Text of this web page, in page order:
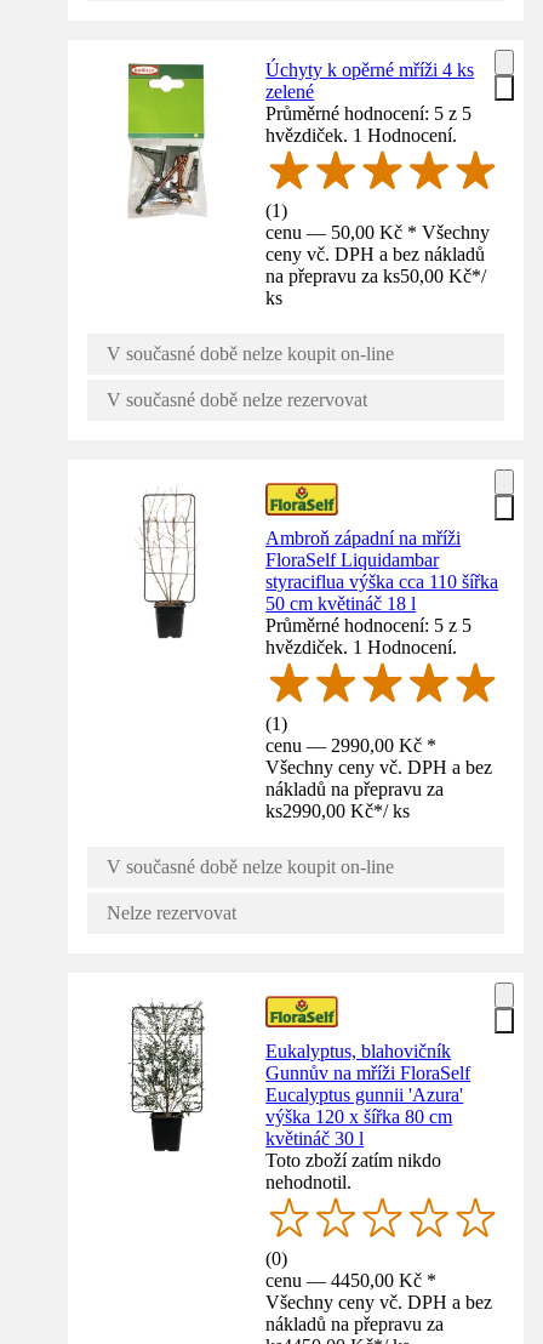
Úchyty k opěrné mříži 4 ks
zelené
Průměrné hodnocení: 5 z 5
hvězdiček. 1 Hodnocení.
(1)
cenu — 50,00 Kč * Všechny
ceny vč. DPH a bez nákladů
na přepravu za ks50,00 Kč*/
ks
V současné době nelze koupit on-line
V současné době nelze rezervovat
Ambroň západní na mříži
FloraSelf Liquidambar
styraciflua výška cca 110 šířka
50 cm květináč 18 l
Průměrné hodnocení: 5 z 5
hvězdiček. 1 Hodnocení.
(1)
cenu — 2990,00 Kč *
Všechny ceny vč. DPH a bez
nákladů na přepravu za
ks2990,00 Kč*/ ks
V současné době nelze koupit on-line
Nelze rezervovat
Eukalyptus, blahovičník
Gunnův na mříži FloraSelf
Eucalyptus gunnii 'Azura'
výška 120 x šířka 80 cm
květináč 30 l
Toto zboží zatím nikdo
nehodnotil.
(0)
cenu — 4450,00 Kč *
Všechny ceny vč. DPH a bez
nákladů na přepravu za